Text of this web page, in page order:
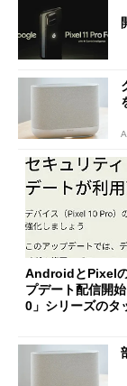
AndroidとPixel
プデート配信開
0」シリーズのタ